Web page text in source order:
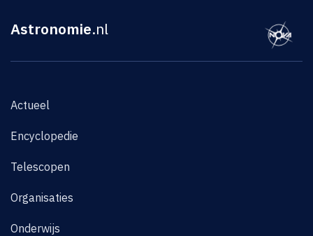
Astronomie.nl
Actueel
Encyclopedie
Telescopen
Organisaties
Onderwijs